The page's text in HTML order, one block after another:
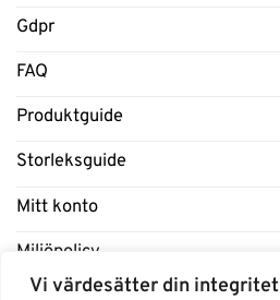
Vi värdesätter din integritet
Gdpr
FAQ
Produktguide
Storleksguide
Mitt konto
Miljöpolicy